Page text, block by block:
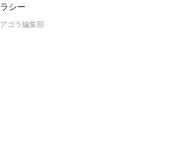
ラシー
アゴラ編集部